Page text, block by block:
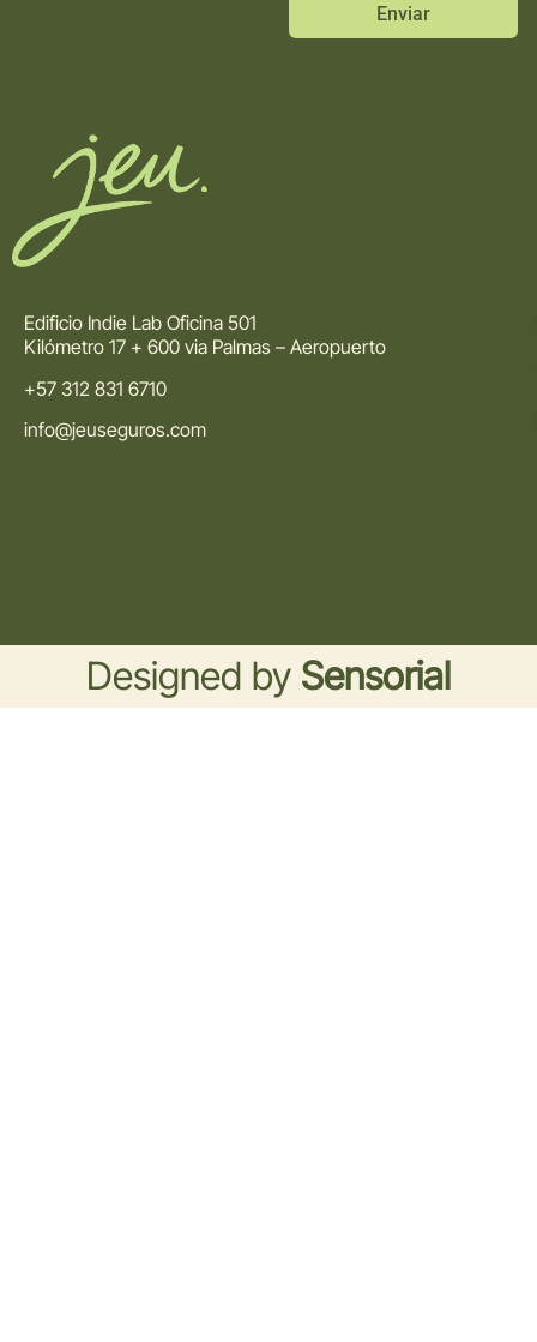
Enviar
Edificio Indie Lab Oficina 501
Kilómetro 17 + 600 via Palmas – Aeropuerto
+57 312 831 6710
info@jeuseguros.com
Designed by Sensorial